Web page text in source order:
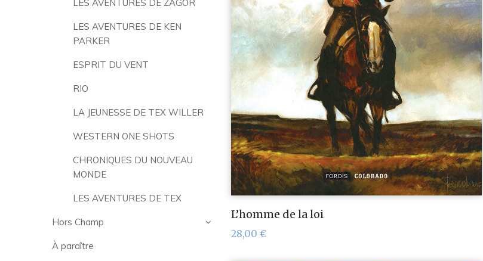
LES AVENTURES DE ZAGOR
LES AVENTURES DE KEN
PARKER
ESPRIT DU VENT
RIO
LA JEUNESSE DE TEX WILLER
WESTERN ONE SHOTS
CHRONIQUES DU NOUVEAU
MONDE
LES AVENTURES DE TEX
Hors Champ
À paraître
L’homme de la loi
28,00 €